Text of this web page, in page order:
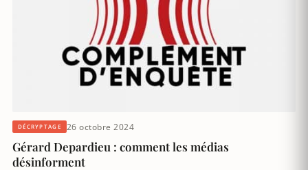
DÉCRYPTAGE 26 octobre 2024
Gérard Depardieu : comment les médias
désinforment